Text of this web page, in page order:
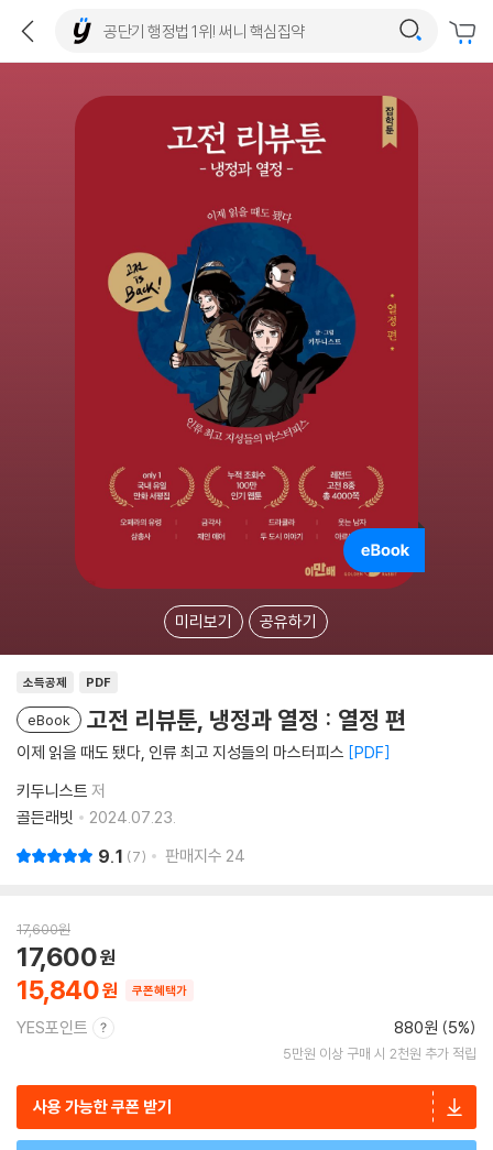
미리보기 공유하기
소득공제 PDF
eBook 고전 리뷰툰, 냉정과 열정 : 열정 편
이제 읽을 때도 됐다, 인류 최고 지성들의 마스터피스 PDF
키두니스트 저
골든래빗
2024.07.23.
9.1 7 판매지수 24
17,600원
15,840
17,600
쿠폰혜택가
YES포인트 880원 (5%)
5만원 이상 구매 시 2천원 추가 적립
사용 가능한 쿠폰 받기